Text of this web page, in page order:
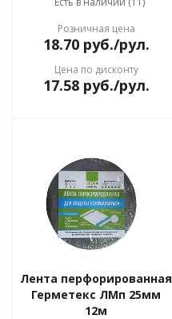
Розничная цена
18.70руб./рул.
Цена по дисконту
17.58руб./рул.
Лента перфорированная
Герметекс ЛМп 25мм
12м